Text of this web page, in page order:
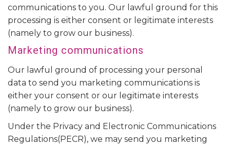
communications to you. Our lawful ground for this
processing is either consent or legitimate interests
(namely to grow our business).
Marketing communications
Our lawful ground of processing your personal
data to send you marketing communications is
either your consent or our legitimate interests
(namely to grow our business).
Under the Privacy and Electronic Communications
Regulations(PECR), we may send you marketing